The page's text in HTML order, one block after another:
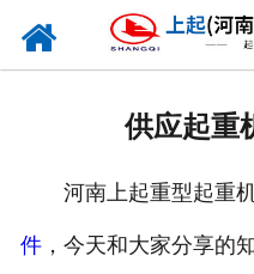
供应起重
河南上起重型起重机
件，今天和大家分享的